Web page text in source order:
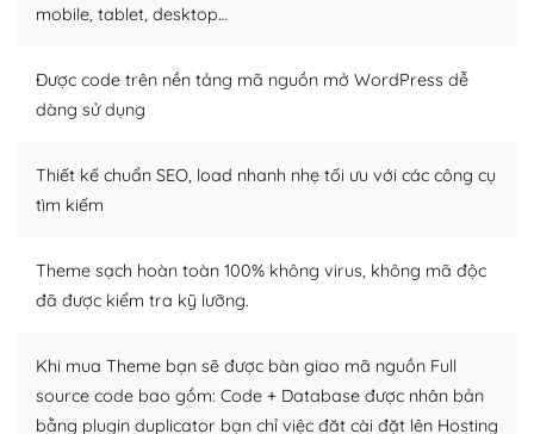
WordPress đa dạng sẽ giúp việc thực hiện các thiết kế
Nếu bạn có các kỹ thuật cơ bản với một theme được
thiết kế tốt, bạn có thể tự sửa đổi. Nếu không bạn có thể
Dễ dàng tùy chỉnh trên WordPress
WordPress là nơi lưu trữ cho một diễn đàn cộng đồng
Nếu bạn gặp khó khăn, bạn có thể lên mạng và tìm
mobile, tablet, desktop…
Được code trên nền tảng mã nguồn mở WordPress dễ
dàng sử dụng
Thiết kế chuẩn SEO, load nhanh nhẹ tối ưu với các công cụ
tìm kiếm
Theme sạch hoàn toàn 100% không virus, không mã độc
đã được kiểm tra kỹ lưỡng.
Khi mua Theme bạn sẽ được bàn giao mã nguồn Full
source code bao gồm: Code + Database được nhân bản
bằng plugin duplicator bạn chỉ việc đăt cài đặt lên Hosting